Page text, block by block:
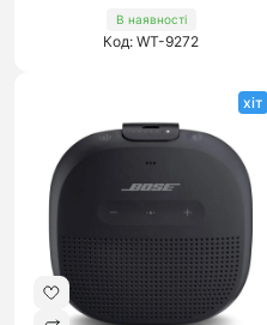
В наявності
Код: WT-9272
хіт